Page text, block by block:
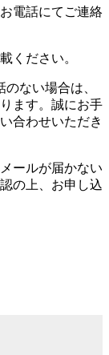
電話にてご連絡
ください。
ない場合は、
ます。誠にお手
合わせいただき
ールが届かない
の上、お申し込